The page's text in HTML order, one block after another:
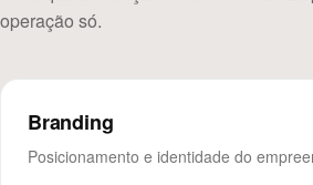
operação só.
Branding
Posicionamento e identidade do